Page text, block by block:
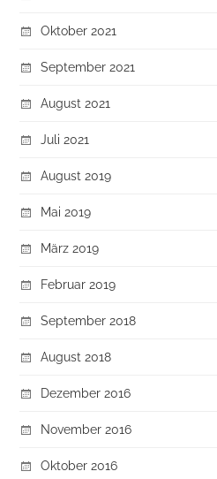
Oktober 2021
September 2021
August 2021
Juli 2021
August 2019
Mai 2019
März 2019
Februar 2019
September 2018
August 2018
Dezember 2016
November 2016
Oktober 2016